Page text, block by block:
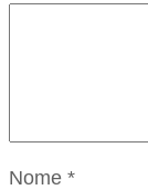
Nome *